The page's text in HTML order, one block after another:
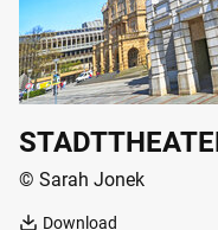
© Sarah Jonek
Download